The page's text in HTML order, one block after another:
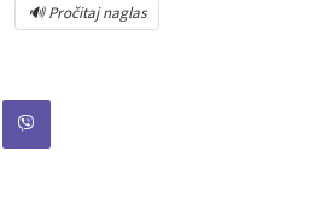
🔊 Pročitaj naglas